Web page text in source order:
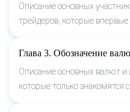
Описание основных
трейдеров, которые
Глава 3. Обозначение
Описание основных валют и
которые только знакомятся